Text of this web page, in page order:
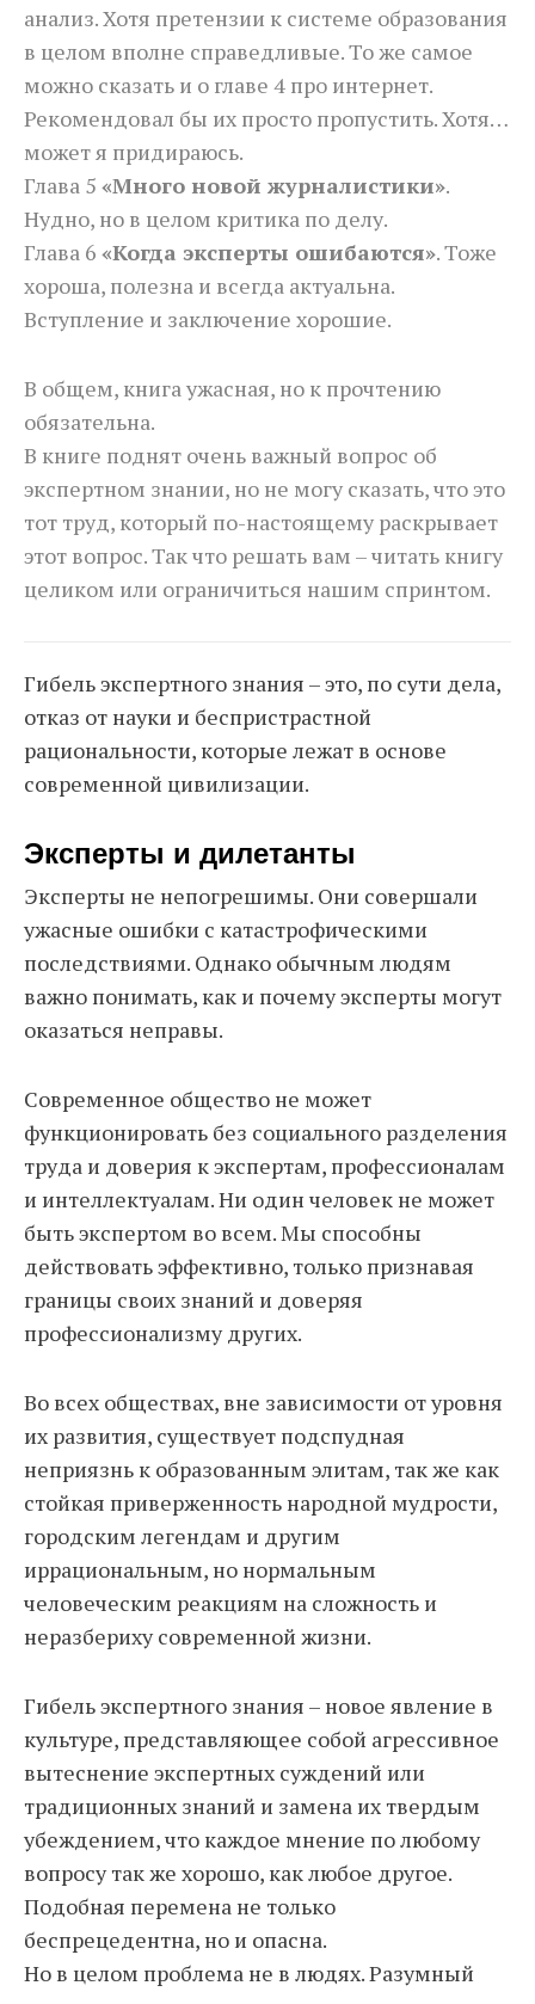
анализ. Хотя претензии к системе образования
в целом вполне справедливые. То же самое
можно сказать и о главе 4 про интернет.
Рекомендовал бы их просто пропустить. Хотя…
может я придираюсь.
Глава 5 «Много новой журналистики».
Нудно, но в целом критика по делу.
Глава 6 «Когда эксперты ошибаются». Тоже
хороша, полезна и всегда актуальна.
Вступление и заключение хорошие.
В общем, книга ужасная, но к прочтению
обязательна.
В книге поднят очень важный вопрос об
экспертном знании, но не могу сказать, что это
тот труд, который по-настоящему раскрывает
этот вопрос. Так что решать вам – читать книгу
целиком или ограничиться нашим спринтом.
Гибель экспертного знания – это, по сути дела,
отказ от науки и беспристрастной
рациональности, которые лежат в основе
современной цивилизации.
Эксперты и дилетанты
Эксперты не непогрешимы. Они совершали
ужасные ошибки с катастрофическими
последствиями. Однако обычным людям
важно понимать, как и почему эксперты могут
оказаться неправы.
Современное общество не может
функционировать без социального разделения
труда и доверия к экспертам, профессионалам
и интеллектуалам. Ни один человек не может
быть экспертом во всем. Мы способны
действовать эффективно, только признавая
границы своих знаний и доверяя
профессионализму других.
Во всех обществах, вне зависимости от уровня
их развития, существует подспудная
неприязнь к образованным элитам, так же как
стойкая приверженность народной мудрости,
городским легендам и другим
иррациональным, но нормальным
человеческим реакциям на сложность и
неразбериху современной жизни.
Гибель экспертного знания – новое явление в
культуре, представляющее собой агрессивное
вытеснение экспертных суждений или
традиционных знаний и замена их твердым
убеждением, что каждое мнение по любому
вопросу так же хорошо, как любое другое.
Подобная перемена не только
беспрецедентна, но и опасна.
Но в целом проблема не в людях. Разумный